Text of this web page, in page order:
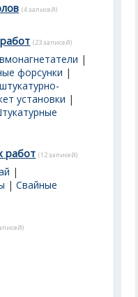
(4 записей)
(23 записей)
|
форсунки |
установки |
работ (12 записей)
|
|Свайные